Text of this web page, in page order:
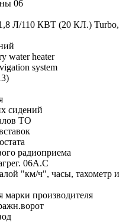
06
Л/110 КВТ (20 КЛ.) Turbo,
water heater
system
сидений
ТО
радиоприема
06A.C
"км/ч", часы, тахометр и
производителя